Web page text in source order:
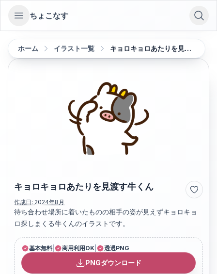
Open sidebar
ちょこなす
ホーム イラスト一覧 キョロキョロあたりを見渡す牛くん
キョロキョロあたりを見渡す牛くん
作成日: 2024年8月
待ち合わせ場所に着いたものの相手の姿が見えずキョロキョ
ロ探しまくる牛くんのイラストです。
基本無料 商用利用OK 透過PNG
PNGダウンロード